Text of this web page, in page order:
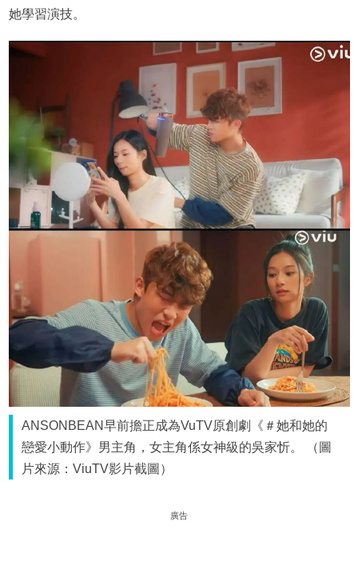
她學習演技。
ANSONBEAN早前擔正成為VuTV原創劇《＃她和她的
戀愛小動作》男主角，女主角係女神級的吳家忻。 （圖
片來源：ViuTV影片截圖）
廣告